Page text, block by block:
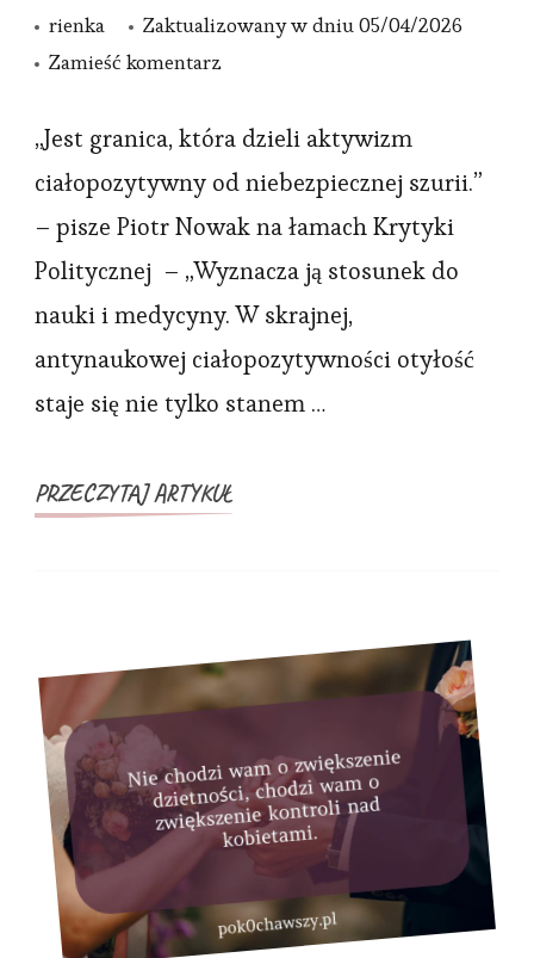
rienka Zaktualizowany w dniu05/04/2026
Zamieść komentarzwe
GRANICA,
KTÓRA
CIAŁOPOZYTYWNY
OD
NIEBEZPIECZNEJ
SZURII
„Jest granica, która dzieli aktywizm
ciałopozytywny od niebezpiecznej szurii.”
– pisze Piotr Nowak na łamach Krytyki
Politycznej – „Wyznacza ją stosunek do
nauki i medycyny. W skrajnej,
antynaukowej ciałopozytywności otyłość
staje się nie tylko stanem …
PRZECZYTAJ ARTYKUŁ